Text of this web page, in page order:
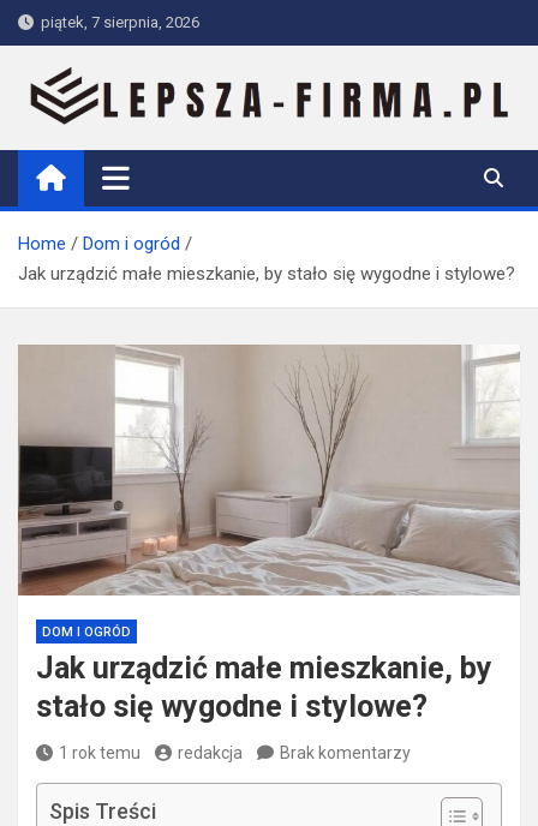
Skip
to
content
piątek, 7 sierpnia, 2026
Lepsza-firma.pl
Home
Dom i ogród
Jak urządzić małe mieszkanie, by stało się wygodne i stylowe?
DOM I OGRÓD
Jak urządzić małe mieszkanie, by
stało się wygodne i stylowe?
1 rok temu redakcja Brak komentarzy
Spis Treści